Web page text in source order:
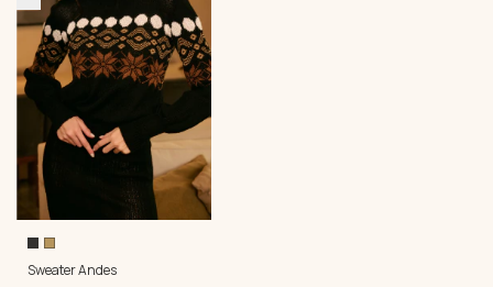
Sweater Andes